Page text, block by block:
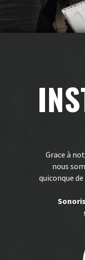
Grace à
nous
quiconque de